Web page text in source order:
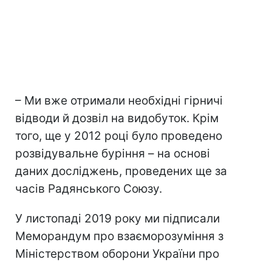
– Ми вже отримали необхідні гірничі
відводи й дозвіл на видобуток. Крім
того, ще у 2012 році було проведено
розвідувальне буріння – на основі
даних досліджень, проведених ще за
часів Радянського Союзу.
У листопаді 2019 року ми підписали
Меморандум про взаєморозуміння з
Міністерством оборони України про